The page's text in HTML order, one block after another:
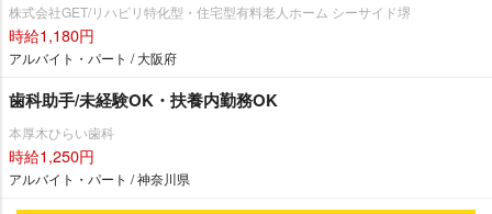
株式会社GET/リハビリ特化型・住宅型有料老人ホーム シーサイド堺
時給1,180円
アルバイト・パート / 大阪府
歯科助手/未経験OK・扶養内勤務OK
本厚木ひらい歯科
時給1,250円
アルバイト・パート / 神奈川県